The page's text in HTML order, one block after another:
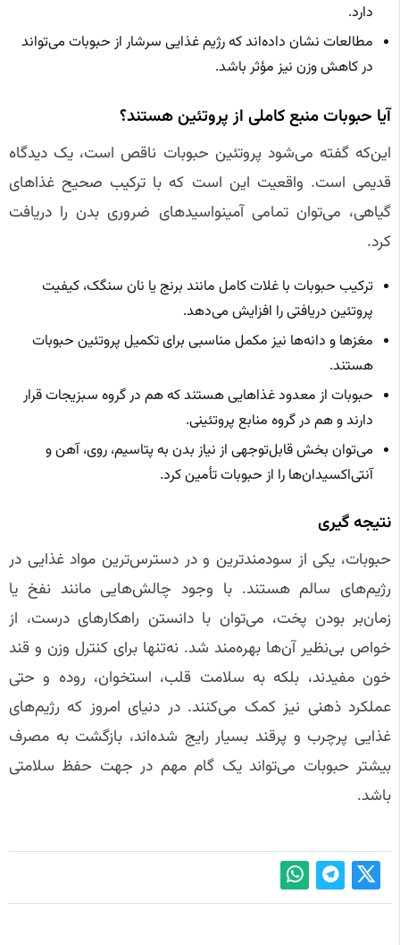
دارد.
مطالعات نشان داده‌اند که رژیم غذایی سرشار از حبوبات می‌تواند
در کاهش وزن نیز مؤثر باشد.
آیا حبوبات منبع کاملی از پروتئین هستند؟
این‌که گفته می‌شود پروتئین حبوبات ناقص است، یک دیدگاه
قدیمی است. واقعیت این است که با ترکیب صحیح غذاهای
گیاهی، می‌توان تمامی آمینواسیدهای ضروری بدن را دریافت
کرد.
ترکیب حبوبات با غلات کامل مانند برنج یا نان سنگک، کیفیت
پروتئین دریافتی را افزایش می‌دهد.
مغزها و دانه‌ها نیز مکمل مناسبی برای تکمیل پروتئین حبوبات
هستند.
حبوبات از معدود غذاهایی هستند که هم در گروه سبزیجات قرار
دارند و هم در گروه منابع پروتئینی.
می‌توان بخش قابل‌توجهی از نیاز بدن به پتاسیم، روی، آهن و
آنتی‌اکسیدان‌ها را از حبوبات تأمین کرد.
نتیجه‌ گیری
حبوبات، یکی از سودمندترین و در دسترس‌ترین مواد غذایی در
رژیم‌های سالم هستند. با وجود چالش‌هایی مانند نفخ یا
زمان‌بر بودن پخت، می‌توان با دانستن راهکارهای درست، از
خواص بی‌نظیر آن‌ها بهره‌مند شد. نه‌تنها برای کنترل وزن و قند
خون مفیدند، بلکه به سلامت قلب، استخوان، روده و حتی
عملکرد ذهنی نیز کمک می‌کنند. در دنیای امروز که رژیم‌های
غذایی پرچرب و پرقند بسیار رایج شده‌اند، بازگشت به مصرف
بیشتر حبوبات می‌تواند یک گام مهم در جهت حفظ سلامتی
باشد.